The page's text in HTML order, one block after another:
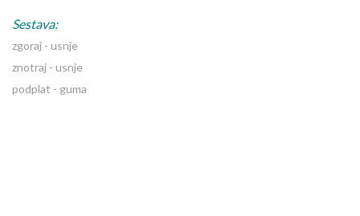
Sestava:
zgoraj - usnje
znotraj - usnje
podplat - guma